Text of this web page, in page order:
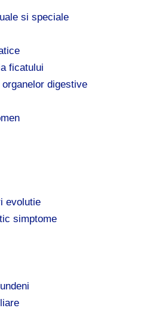
si speciale
ficatului
digestive
evolutie
simptome